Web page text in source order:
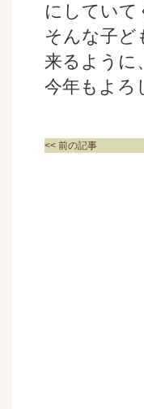
にしていて
そんな子ど
来るように
今年もよろ
<< 前の記事